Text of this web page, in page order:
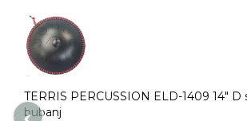
TERRIS PERCUSSION ELD-1409 14"
bubanj